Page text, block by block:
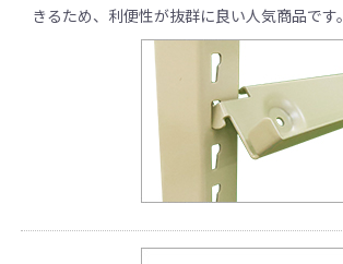
きるため、利便性が抜群に良い人気商品です。